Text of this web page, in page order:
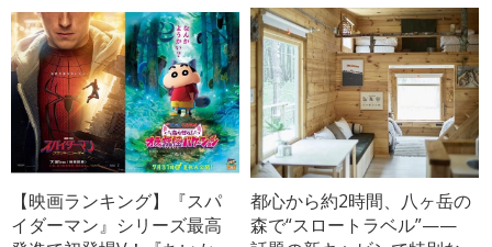
【映画ランキング】『スパ
イダーマン』シリーズ最高
都心から約2時間、八ヶ岳の
森で“スロートラベル”——